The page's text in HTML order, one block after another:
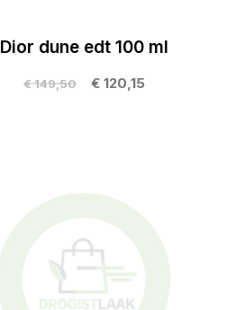
Dior dune edt 100 ml
€ 120,15
€ 149,50